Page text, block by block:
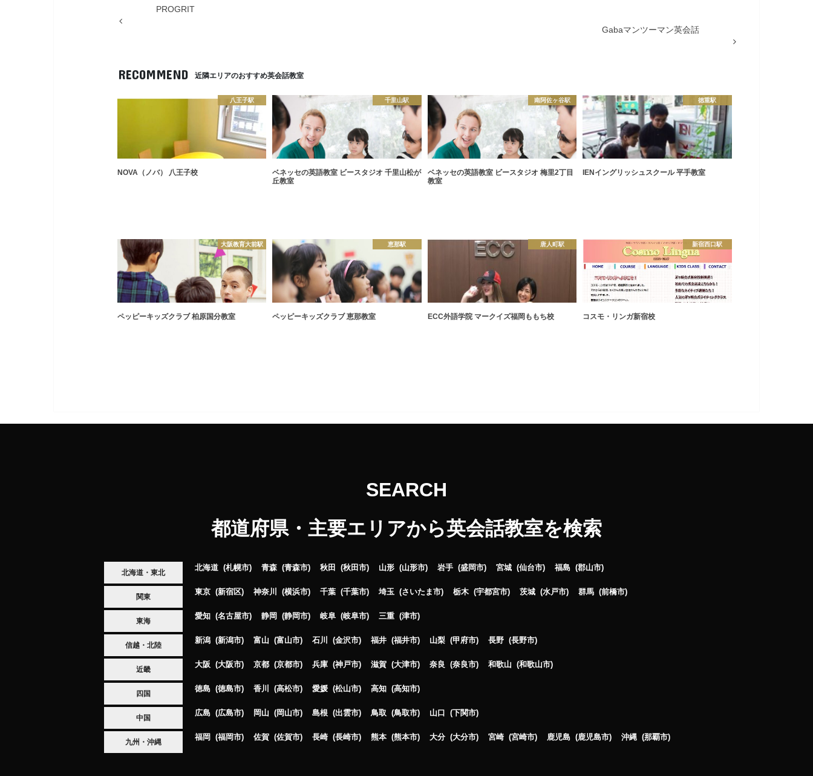
PROGRIT
Gabaマンツーマン英会話
RECOMMEND 近隣エリアのおすすめ英会話教室
八王子駅
NOVA（ノバ） 八王子校
千里山駅
ベネッセの英語教室 ビースタジオ 千里山松が
丘教室
南阿佐ヶ谷駅
ベネッセの英語教室 ビースタジオ 梅里2丁目
教室
徳重駅
IENイングリッシュスクール 平手教室
大阪教育大前駅
ペッピーキッズクラブ 柏原国分教室
恵那駅
ペッピーキッズクラブ 恵那教室
唐人町駅
ECC外語学院 マークイズ福岡ももち校
新宿西口駅
コスモ・リンガ新宿校
SEARCH
都道府県・主要エリアから英会話教室を検索
北海道・東北
北海道 札幌市 青森 青森市 秋田 秋田市 山形 山形市 岩手 盛岡市 宮城 仙台市 福島 郡山市
関東
東京 新宿区 神奈川 横浜市 千葉 千葉市 埼玉 さいたま市 栃木 宇都宮市 茨城 水戸市 群馬 前橋市
東海
愛知 名古屋市 静岡 静岡市 岐阜 岐阜市 三重 津市
信越・北陸
新潟 新潟市 富山 富山市 石川 金沢市 福井 福井市 山梨 甲府市 長野 長野市
近畿
大阪 大阪市 京都 京都市 兵庫 神戸市 滋賀 大津市 奈良 奈良市 和歌山 和歌山市
四国
徳島 徳島市 香川 高松市 愛媛 松山市 高知 高知市
中国
広島 広島市 岡山 岡山市 島根 出雲市 鳥取 鳥取市 山口 下関市
九州・沖縄
福岡 福岡市 佐賀 佐賀市 長崎 長崎市 熊本 熊本市 大分 大分市 宮崎 宮崎市 鹿児島 鹿児島市 沖縄 那覇市